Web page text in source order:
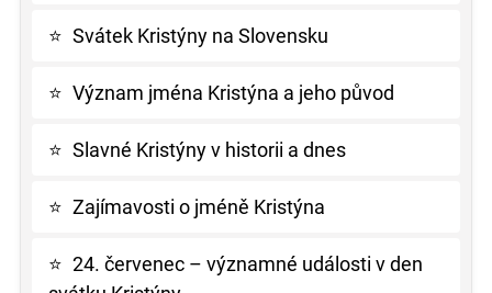
⭐ Svátek Kristýny na Slovensku
⭐ Význam jména Kristýna a jeho původ
⭐ Slavné Kristýny v historii a dnes
⭐ Zajímavosti o jméně Kristýna
⭐ 24. červenec – významné události v den